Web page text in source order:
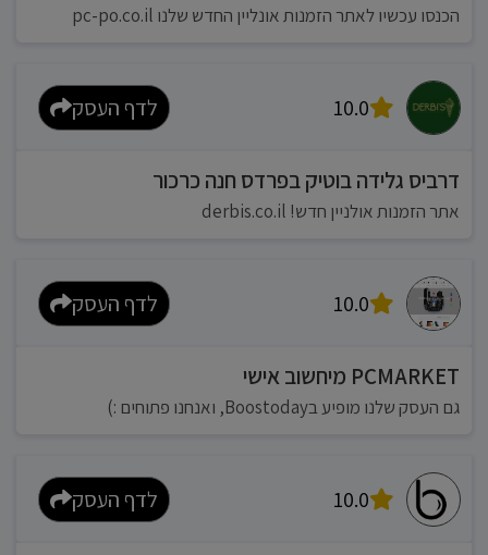
הכנסו עכשיו לאתר הזמנות אונליין החדש שלנו pc-po.co.il
10.0 לדף העסק
דרביס גלידה בוטיק בפרדס חנה כרכור
אתר הזמנות אולניין חדש! derbis.co.il
10.0 לדף העסק
PCMARKET מיחשוב אישי
גם העסק שלנו מופיע בBoostoday, ואנחנו פתוחים :)
10.0 לדף העסק